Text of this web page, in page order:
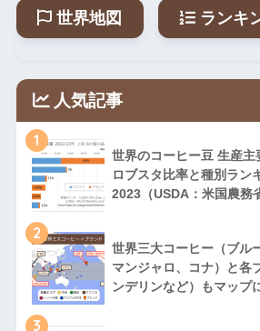
世界地図 ランキ
人気記事
1
世界のコーヒー豆 生産主
ロブスタ比率と種別ラン
2023（USDA：米国農務
2
世界三大コーヒー（ブル
マンジャロ、コナ）と各
ンデリンなど）もマップ
3